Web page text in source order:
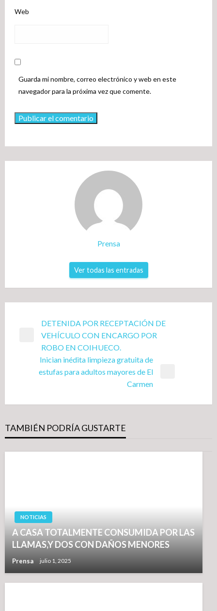
Web
Guarda mi nombre, correo electrónico y web en este
navegador para la próxima vez que comente.
Prensa
Ver todas las entradas
Navegación
entradas
Entrada
anterior
DETENIDA POR RECEPTACIÓN DE
VEHÍCULO CON ENCARGO POR
ROBO EN COIHUECO.
Entrada
Inician inédita limpieza gratuita de
estufas para adultos mayores de El
Carmen
TAMBIÉN PODRÍA GUSTARTE
NOTICIAS
A CASA TOTALMENTE CONSUMIDA POR LAS
LLAMAS,Y DOS CON DAÑOS MENORES
Prensa julio 1, 2025